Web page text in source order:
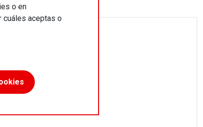
o en
cuáles aceptas o